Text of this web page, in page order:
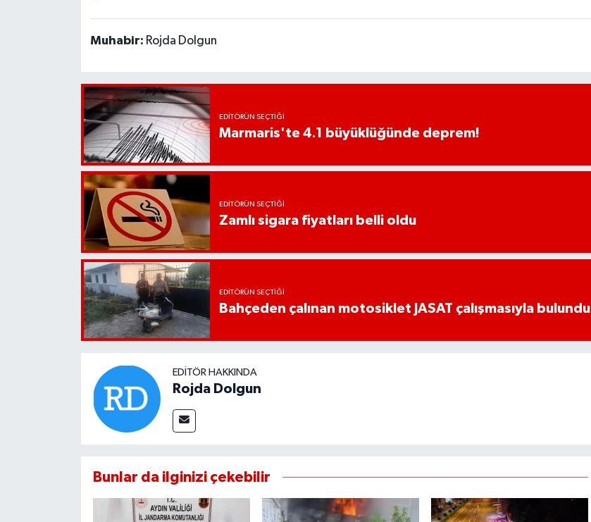
Muhabir: Rojda Dolgun
EDITÖRÜN SEÇTIĞI
Marmaris'te 4.1 büyüklüğünde deprem!
EDITÖRÜN SEÇTIĞI
Zamlı sigara fiyatları belli oldu
EDITÖRÜN SEÇTIĞI
Bahçeden çalınan motosiklet JASAT çalışmasıyla bulundu
EDITÖR HAKKINDA
Rojda Dolgun
Bunlar da ilginizi çekebilir